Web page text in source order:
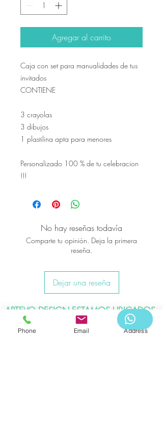
Agregar al carrito
Caja con set para manualidades de tus
invitados
CONTIENE
3 crayolas
3 dibujos
1 plastilina apta para menores
Personalizado 100 % de tu celebracion
!!!
No hay reseñas todavía
Comparte tu opinión. Deja la primera
reseña.
Dejar una reseña
ARTEVO DESIGN ESTAMOS UBICADOS
Phone Email Address